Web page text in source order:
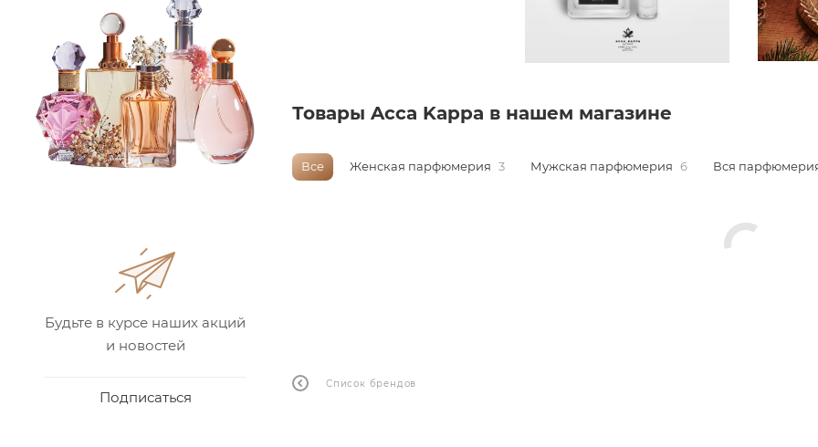
Товары Acca Kappa в нашем магазине
Все Женская парфюмерия 3 Мужская парфюмерия 6 Вся
Список брендов
Будьте в курсе наших акций
и новостей
Подписаться